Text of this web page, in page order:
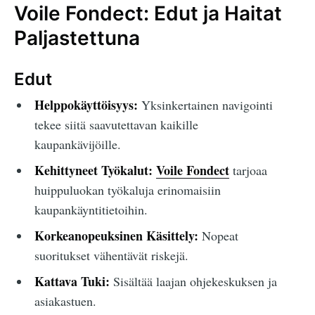
Voile Fondect: Edut ja Haitat
Paljastettuna
Edut
Helppokäyttöisyys: Yksinkertainen navigointi
tekee siitä saavutettavan kaikille
kaupankävijöille.
Kehittyneet Työkalut: Voile Fondecttarjoaa
huippuluokan työkaluja erinomaisiin
kaupankäyntitietoihin.
Korkeanopeuksinen Käsittely: Nopeat
suoritukset vähentävät riskejä.
Kattava Tuki: Sisältää laajan ohjekeskuksen ja
asiakastuen.